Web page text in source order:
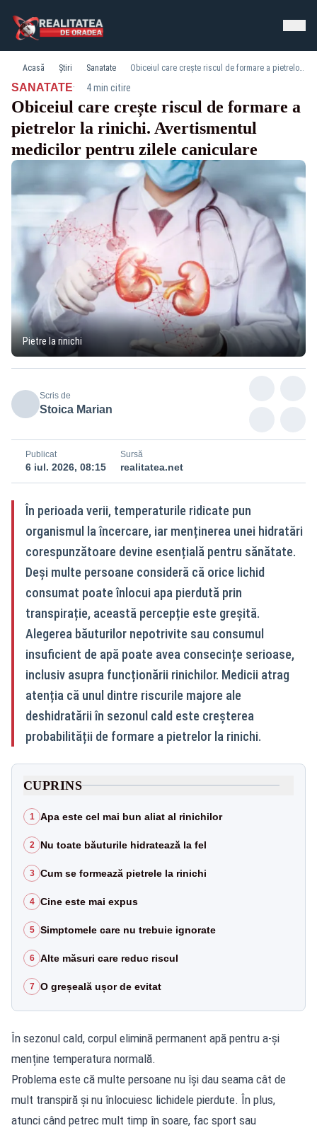
Acasă Știri Sanatate Obiceiul care crește riscul de formare a pietrelor la rinichi. Avertismentul medicilor pentru zilele caniculare
SANATATE· 4 min citire
Obiceiul care crește riscul de formare a
pietrelor la rinichi. Avertismentul
medicilor pentru zilele caniculare
Pietre la rinichi
Scris de
Stoica Marian
Publicat
6 iul. 2026, 08:15
Sursă
realitatea.net
În perioada verii, temperaturile ridicate pun
organismul la încercare, iar menținerea unei hidratări
corespunzătoare devine esențială pentru sănătate.
Deși multe persoane consideră că orice lichid
consumat poate înlocui apa pierdută prin
transpirație, această percepție este greșită.
Alegerea băuturilor nepotrivite sau consumul
insuficient de apă poate avea consecințe serioase,
inclusiv asupra funcționării rinichilor. Medicii atrag
atenția că unul dintre riscurile majore ale
deshidratării în sezonul cald este creșterea
probabilității de formare a pietrelor la rinichi.
CUPRINS
1 Apa este cel mai bun aliat al rinichilor
2 Nu toate băuturile hidratează la fel
3 Cum se formează pietrele la rinichi
4 Cine este mai expus
5 Simptomele care nu trebuie ignorate
6 Alte măsuri care reduc riscul
7 O greșeală ușor de evitat
În sezonul cald, corpul elimină permanent apă pentru a-și
menține temperatura normală.
Problema este că multe persoane nu își dau seama cât de
mult transpiră și nu înlocuiesc lichidele pierdute. În plus,
atunci când petrec mult timp în soare, fac sport sau